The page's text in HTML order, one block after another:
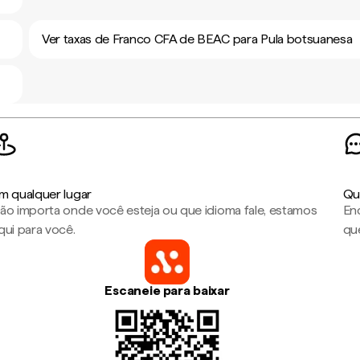
Ver taxas de Franco CFA de BEAC para Pula botsuanesa
qualquer lugar
importa onde você esteja ou que idioma fale, estamos
para você.
Escaneie para baixar